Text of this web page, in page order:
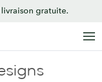
livraison gratuite.